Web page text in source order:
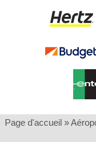
Page d'accueil »